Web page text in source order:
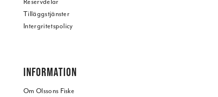
Reservdelar
Tilläggstjänster
Intergritetspolicy
INFORMATION
Om Olssons Fiske